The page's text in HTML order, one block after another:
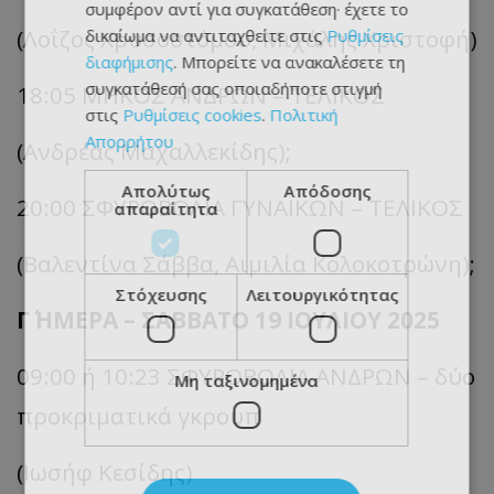
(Λοΐζος Χρυσοστόμου, Μιχάλης Χριστοφή)
18:05 ΜΗΚΟΣ ΑΝΔΡΩΝ – ΤΕΛΙΚΟΣ
(Ανδρέας Μαχαλλεκίδης);
20:00 ΣΦΥΡΟΒΟΛΙΑ ΓΥΝΑΙΚΩΝ – ΤΕΛΙΚΟΣ
(Βαλεντίνα Σάββα, Αιμιλία Κολοκοτρώνη);
Γ΄ ΗΜΕΡΑ – ΣΑΒΒΑΤΟ 19 ΙΟΥΛΙΟΥ 2025
09:00 ή 10:23 ΣΦΥΡΟΒΟΛΙΑ ΑΝΔΡΩΝ – δύο
προκριματικά γκρουπ
(Ιωσήφ Κεσίδης)
συμφέρον αντί για συγκατάθεση· έχετε το
δικαίωμα να αντιταχθείτε στιςΡυθμίσεις
διαφήμισης. Μπορείτε να ανακαλέσετε τη
συγκατάθεσή σας οποιαδήποτε στιγμή
στις Ρυθμίσεις cookies. Πολιτική
Απορρήτου
Απολύτως
απαραίτητα
Απόδοσης
Στόχευσης Λειτουργικότητας
Μη ταξινομημένα